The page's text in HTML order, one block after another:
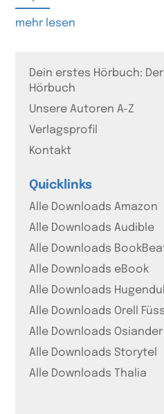
mehr lesen
Dein erstes Hörbuch:
Hörbuch
Unsere Autoren A-Z
Verlagsprofil
Kontakt
Quicklinks
Alle Downloads Amazon
Alle Downloads Audible
Alle Downloads
Alle Downloads eBook
Alle Downloads
Alle Downloads Orell
Alle Downloads Osiander
Alle Downloads Storytel
Alle Downloads Thalia